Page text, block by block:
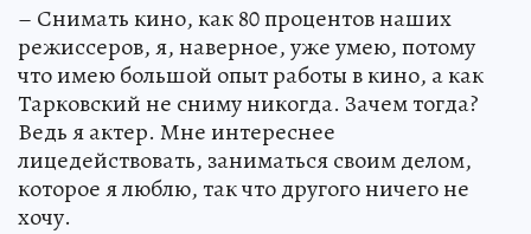
– Снимать кино, как 80 процентов наших
режиссеров, я, наверное, уже умею, потому
что имею большой опыт работы в кино, а как
Тарковский не сниму никогда. Зачем тогда?
Ведь я актер. Мне интереснее
лицедействовать, заниматься своим делом,
которое я люблю, так что другого ничего не
хочу.